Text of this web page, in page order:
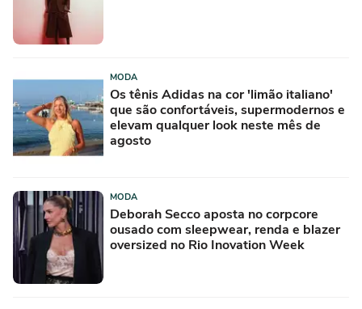
MODA
Os tênis Adidas na cor 'limão italiano'
que são confortáveis, supermodernos e
elevam qualquer look neste mês de
agosto
MODA
Deborah Secco aposta no corpcore
ousado com sleepwear, renda e blazer
oversized no Rio Inovation Week